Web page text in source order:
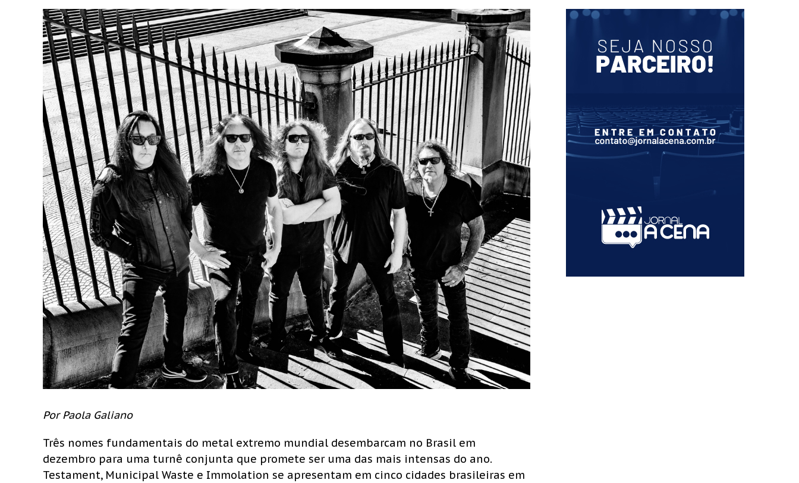
Por Paola Galiano
Três nomes fundamentais do metal extremo mundial desembarcam no Brasil em
dezembro para uma turnê conjunta que promete ser uma das mais intensas do ano.
Testament, Municipal Waste e Immolation se apresentam em cinco cidades brasileiras em